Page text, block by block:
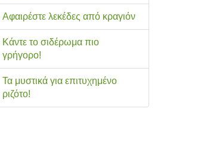
Αφαιρέστε λεκέδες από κραγιόν
Κάντε το σιδέρωμα πιο
γρήγορο!
Τα μυστικά για επιτυχημένο
ριζότο!